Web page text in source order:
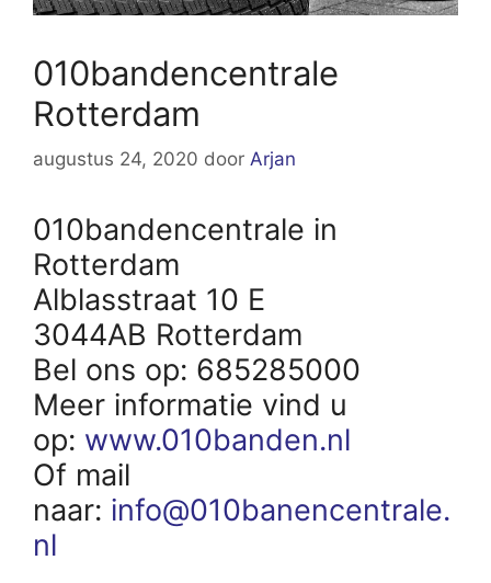
010bandencentrale
Rotterdam
augustus 24, 2020 door Arjan
010bandencentrale in
Rotterdam
Alblasstraat 10 E
3044AB Rotterdam
Bel ons op: 685285000
Meer informatie vind u
op: www.010banden.nl
Of mail
naar: info@010banencentrale.
nl